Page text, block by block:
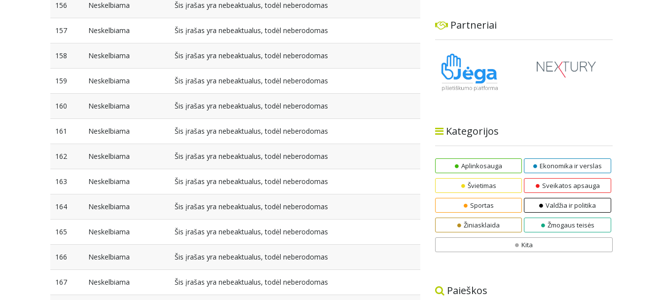
156 Neskelbiama Šis įrašas yra nebeaktualus, todėl neberodomas
157 Neskelbiama Šis įrašas yra nebeaktualus, todėl neberodomas
158 Neskelbiama Šis įrašas yra nebeaktualus, todėl neberodomas
159 Neskelbiama Šis įrašas yra nebeaktualus, todėl neberodomas
160 Neskelbiama Šis įrašas yra nebeaktualus, todėl neberodomas
161 Neskelbiama Šis įrašas yra nebeaktualus, todėl neberodomas
162 Neskelbiama Šis įrašas yra nebeaktualus, todėl neberodomas
163 Neskelbiama Šis įrašas yra nebeaktualus, todėl neberodomas
164 Neskelbiama Šis įrašas yra nebeaktualus, todėl neberodomas
165 Neskelbiama Šis įrašas yra nebeaktualus, todėl neberodomas
166 Neskelbiama Šis įrašas yra nebeaktualus, todėl neberodomas
167 Neskelbiama Šis įrašas yra nebeaktualus, todėl neberodomas
Partneriai
Kategorijos
Aplinkosauga Ekonomika ir verslas
Švietimas Sveikatos apsauga
Sportas Valdžia ir politika
Žiniasklaida Žmogaus teisės
Kita
Paieškos